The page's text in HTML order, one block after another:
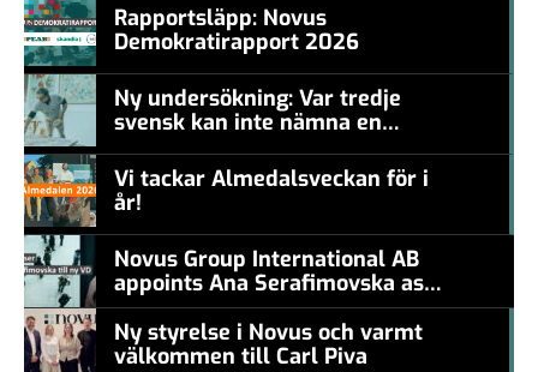
Rapportsläpp: Novus
Demokratirapport 2026
Ny undersökning: Var tredje
svensk kan inte nämna en
levande konstnär
Vi tackar Almedalsveckan för i
år!
Novus Group International AB
appoints Ana Serafimovska as
new CEO
Ny styrelse i Novus och varmt
välkommen till Carl Piva